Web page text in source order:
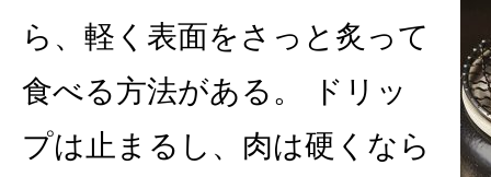
ら、軽く表面をさっと炙って
食べる方法がある。 ドリッ
プは止まるし、肉は硬くなら